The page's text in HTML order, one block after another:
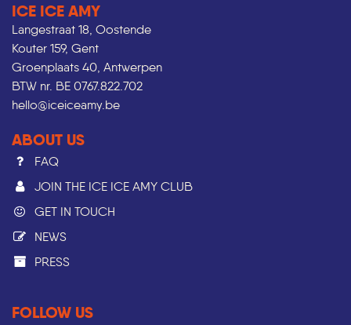
ICE ICE AMY
Langestraat 18, Oostende
Kouter 159, Gent
Groenplaats 40, Antwerpen
BTW nr. BE 0767.822.702
hello@iceiceamy.be
ABOUT US
FAQ
JOIN THE ICE ICE AMY CLUB
GET IN TOUCH
NEWS
PRESS​
FOLLOW US